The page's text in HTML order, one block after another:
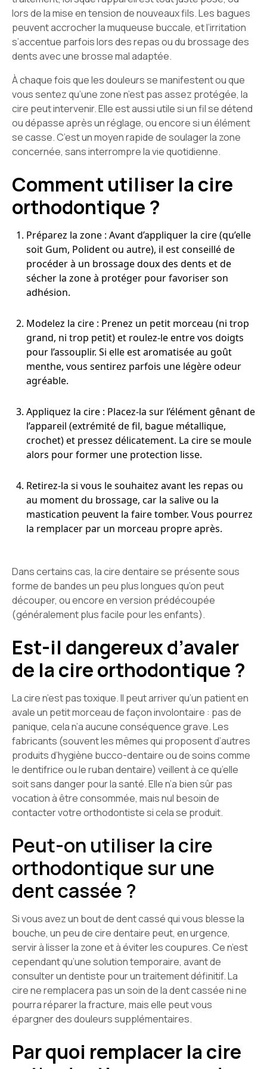
lors de la mise en tension de nouveaux fils. Les bagues
peuvent accrocher la muqueuse buccale, et l’irritation
s’accentue parfois lors des repas ou du brossage des
dents avec une brosse mal adaptée.
À chaque fois que les douleurs se manifestent ou que
vous sentez qu’une zone n’est pas assez protégée, la
cire peut intervenir. Elle est aussi utile si un fil se détend
ou dépasse après un réglage, ou encore si un élément
se casse. C’est un moyen rapide de soulager la zone
concernée, sans interrompre la vie quotidienne.
Comment utiliser la cire
orthodontique ?
Préparez la zone : Avant d’appliquer la cire (qu’elle
soit Gum, Polident ou autre), il est conseillé de
procéder à un brossage doux des dents et de
sécher la zone à protéger pour favoriser son
adhésion.
Modelez la cire : Prenez un petit morceau (ni trop
grand, ni trop petit) et roulez-le entre vos doigts
pour l’assouplir. Si elle est aromatisée au goût
menthe, vous sentirez parfois une légère odeur
agréable.
Appliquez la cire : Placez-la sur l’élément gênant de
l’appareil (extrémité de fil, bague métallique,
crochet) et pressez délicatement. La cire se moule
alors pour former une protection lisse.
Retirez-la si vous le souhaitez avant les repas ou
au moment du brossage, car la salive ou la
mastication peuvent la faire tomber. Vous pourrez
la remplacer par un morceau propre après.
Dans certains cas, la cire dentaire se présente sous
forme de bandes un peu plus longues qu’on peut
découper, ou encore en version prédécoupée
(généralement plus facile pour les enfants).
Est-il dangereux d’avaler
de la cire orthodontique ?
La cire n’est pas toxique. Il peut arriver qu’un patient en
avale un petit morceau de façon involontaire : pas de
panique, cela n’a aucune conséquence grave. Les
fabricants (souvent les mêmes qui proposent d’autres
produits d’hygiène bucco-dentaire ou de soins comme
le dentifrice ou le ruban dentaire) veillent à ce qu’elle
soit sans danger pour la santé. Elle n’a bien sûr pas
vocation à être consommée, mais nul besoin de
contacter votre orthodontiste si cela se produit.
Peut-on utiliser la cire
orthodontique sur une
dent cassée ?
Si vous avez un bout de dent cassé qui vous blesse la
bouche, un peu de cire dentaire peut, en urgence,
servir à lisser la zone et à éviter les coupures. Ce n’est
cependant qu’une solution temporaire, avant de
consulter un dentiste pour un traitement définitif. La
cire ne remplacera pas un soin de la dent cassée ni ne
pourra réparer la fracture, mais elle peut vous
épargner des douleurs supplémentaires.
Par quoi remplacer la cire